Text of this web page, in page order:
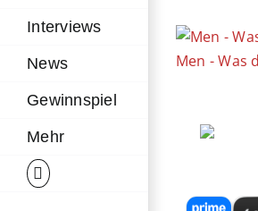
Interviews
News
Gewinnspiel
Mehr
Zeige
grösseres
Men - Was